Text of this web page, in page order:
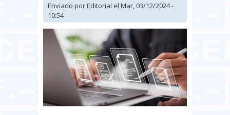
Enviado porEditorial el Mar, 03/12/2024 -
10:54